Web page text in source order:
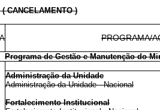
CANCELAMENTO )
PROGRAMA/
Programa de Gestão e Manutenção do
Administração da Unidade
Administração da Unidade - Nacional
Fortalecimento Institucional